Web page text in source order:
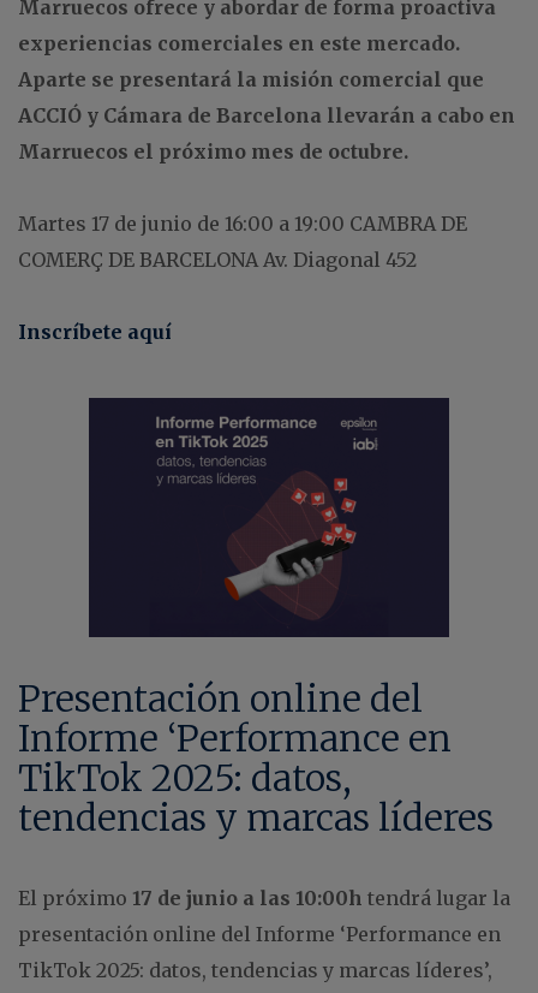
Marruecos ofrece y abordar de forma proactiva
experiencias comerciales en este mercado.
Aparte se presentará la misión comercial que
ACCIÓ y Cámara de Barcelona llevarán a cabo en
Marruecos el próximo mes de octubre.
Martes 17 de junio de 16:00 a 19:00 CAMBRA DE
COMERÇ DE BARCELONA Av. Diagonal 452
Inscríbete aquí
Presentación online del
Informe ‘Performance en
TikTok 2025: datos,
tendencias y marcas líderes
El próximo 17 de junio a las 10:00h tendrá lugar la
presentación online del Informe ‘Performance en
TikTok 2025: datos, tendencias y marcas líderes’,